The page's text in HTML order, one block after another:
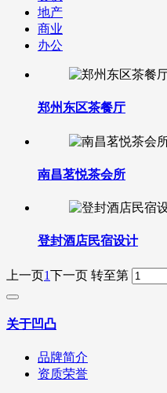
地产
商业
办公
郑州东区茶餐厅
南昌茗悦茶会所
登封酒店民宿设计
上一页1下一页 转至第
关于凹凸
品牌简介
资质荣誉